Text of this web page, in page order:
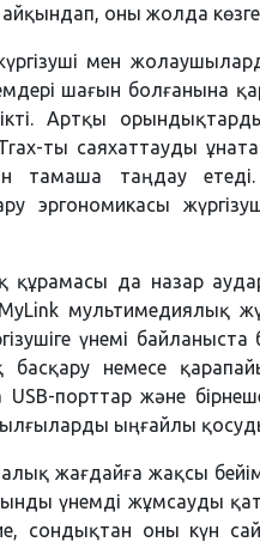
айқындап, оны жолда
мен
шағын болғанына
Артқы
ты саяхаттауды
тамаша таңдау
эргономикасы
құрамасы да назар
мультимедиялық
үнемі
немесе
порттар және
ыңғайлы
жағдайға жақсы
үнемді жұмсауды
сондықтан оны күн